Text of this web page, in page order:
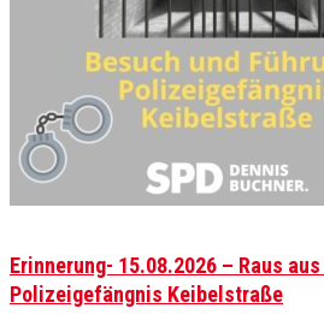
Erinnerung- 15.08.2026 – Raus
Polizeigefängnis Keibelstraße